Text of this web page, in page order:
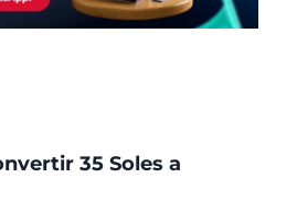
35 Soles a